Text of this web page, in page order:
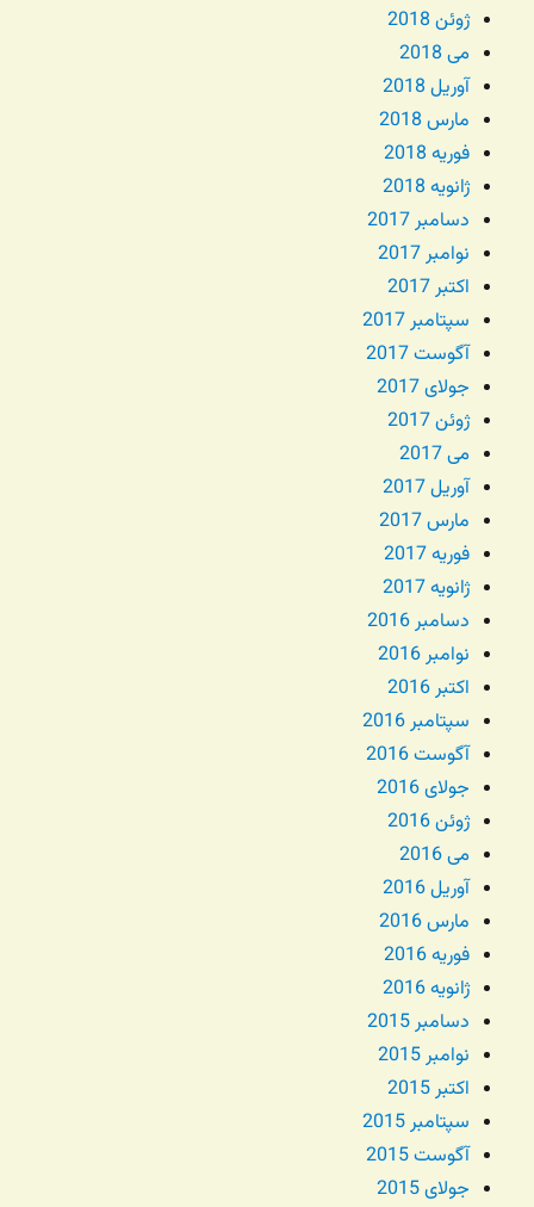
ژوئن 2018
می 2018
آوریل 2018
مارس 2018
فوریه 2018
ژانویه 2018
دسامبر 2017
نوامبر 2017
اکتبر 2017
سپتامبر 2017
آگوست 2017
جولای 2017
ژوئن 2017
می 2017
آوریل 2017
مارس 2017
فوریه 2017
ژانویه 2017
دسامبر 2016
نوامبر 2016
اکتبر 2016
سپتامبر 2016
آگوست 2016
جولای 2016
ژوئن 2016
می 2016
آوریل 2016
مارس 2016
فوریه 2016
ژانویه 2016
دسامبر 2015
نوامبر 2015
اکتبر 2015
سپتامبر 2015
آگوست 2015
جولای 2015